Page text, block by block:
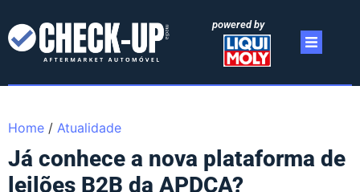
powered by
Home / Atualidade
Já conhece a nova plataforma de
leilões B2B da APDCA?